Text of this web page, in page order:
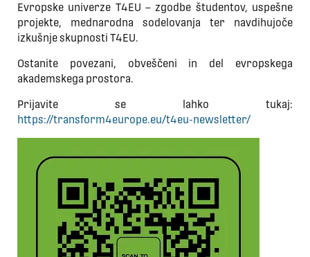
Evropske univerze T4EU – zgodbe študentov, uspešne
projekte, mednarodna sodelovanja ter navdihujoče
izkušnje skupnosti T4EU.
Ostanite povezani, obveščeni in del evropskega
akademskega prostora.
Prijavite se lahko tukaj:
https://transform4europe.eu/t4eu-newsletter/